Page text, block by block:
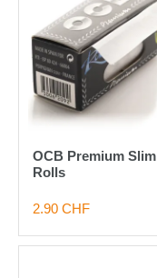
OCB Premium Slim
Rolls
2.90 CHF